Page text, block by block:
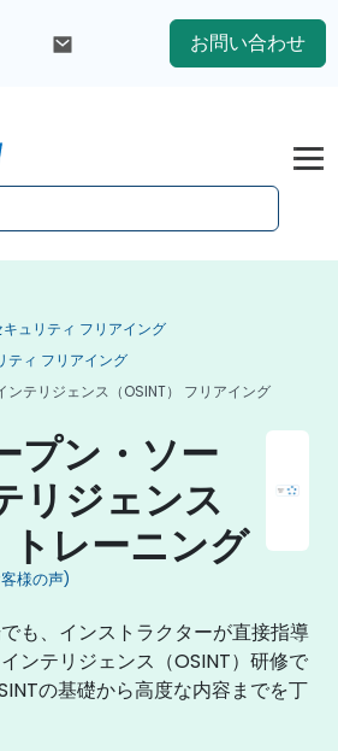
お問い合わせ
ュリティ フリアイング
ティ フリアイング
ンテリジェンス（OSINT） フリアイング
プン・ソー
リジェンス
トレーニング
様の声)
も、インストラクターが直接指導
ンテリジェンス（OSINT）研修で
の基礎から高度な内容までを丁